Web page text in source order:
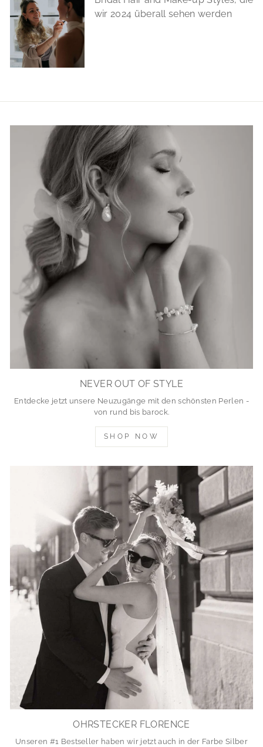
wir 2024 überall sehen werden
NEVER OUT OF STYLE
Entdecke jetzt unsere Neuzugänge mit den schönsten Perlen -
von rund bis barock.
SHOP NOW
OHRSTECKER FLORENCE
Unseren #1 Bestseller haben wir jetzt auch in der Farbe Silber